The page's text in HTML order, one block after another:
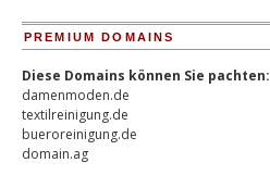
PREMIUM DOMAINS
Diese Domains können Sie pachten:
damenmoden.de
textilreinigung.de
bueroreinigung.de
domain.ag